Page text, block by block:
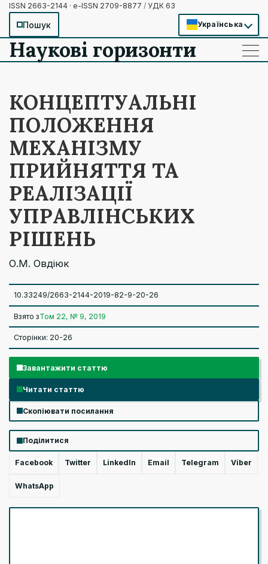
ISSN 2663-2144 · e-ISSN 2709-8877 / УДК 63
Пошук Українська
Наукові горизонти ——
——
——
КОНЦЕПТУАЛЬНІ
ПОЛОЖЕННЯ
МЕХАНІЗМУ
ПРИЙНЯТТЯ ТА
РЕАЛІЗАЦІЇ
УПРАВЛІНСЬКИХ
РІШЕНЬ
О.М. Овдіюк
10.33249/2663-2144-2019-82-9-20-26
Взято зТом 22, № 9, 2019
Сторінки: 20-26
Завантажити статтю
Читати статтю
Скопіювати посилання
Поділитися
Facebook Twitter LinkedIn Email Telegram Viber
WhatsApp